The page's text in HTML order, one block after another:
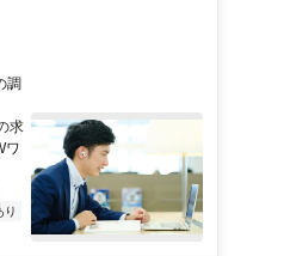
調
求
ワ
り